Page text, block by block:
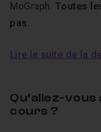
MoGraph. Toutes
pas.
Je reste disponible
Bon tuto !
Lire la suite de la
Qu’allez-
cours ?